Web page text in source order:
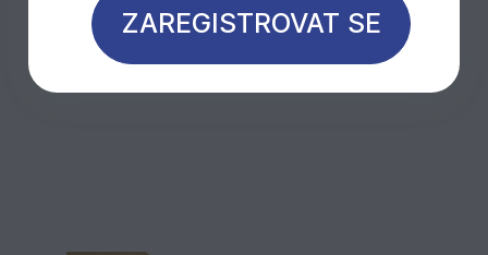
Mohlo by Vás zajímat
ZAREGISTROVAT SE